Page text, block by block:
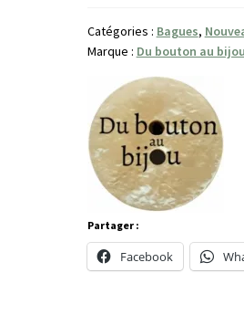
Catégories : Bagues,
Marque : Du bouton au bijou
Partager :
Facebook